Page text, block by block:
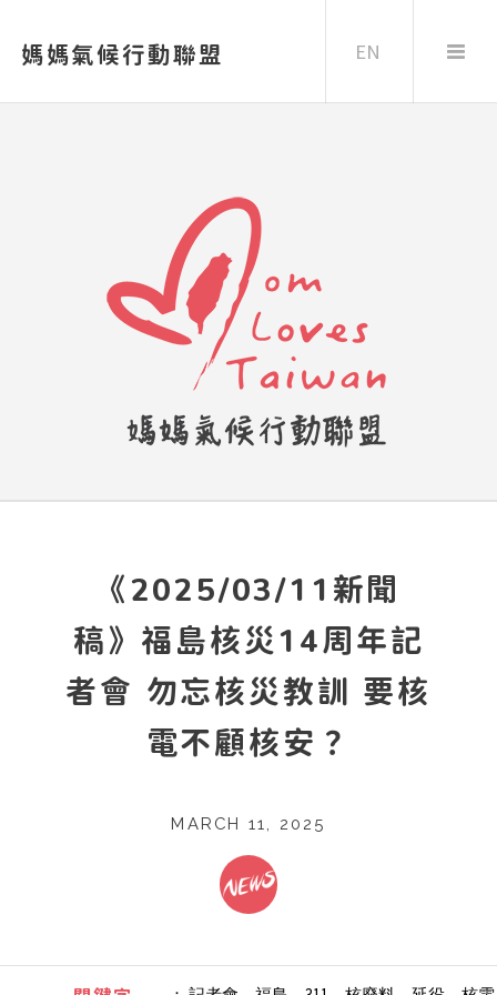
媽媽氣候行動聯盟 EN
《2025/03/11新聞
稿》福島核災14周年記
者會 勿忘核災教訓 要核
電不顧核安？
MARCH 11, 2025